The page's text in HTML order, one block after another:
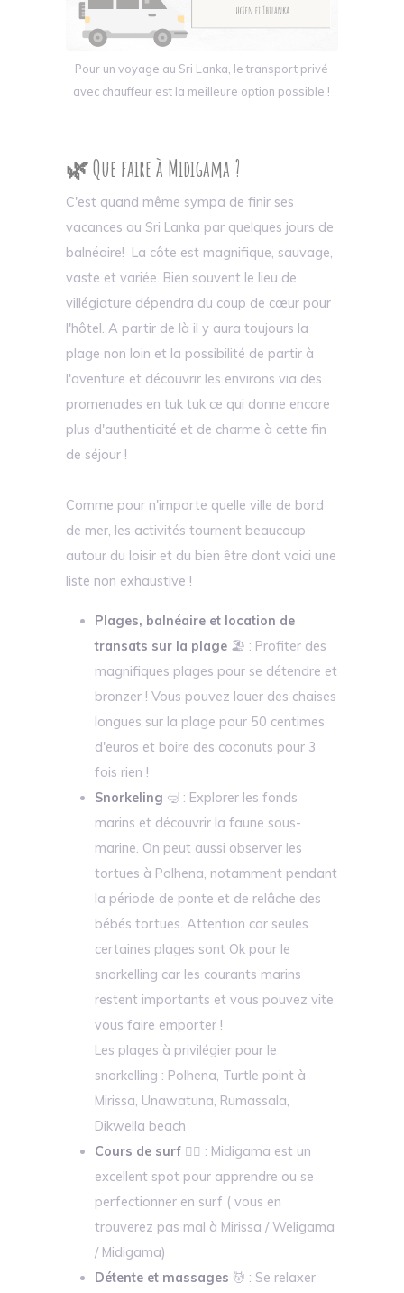
Pour un voyage au Sri Lanka, le transport privé
avec chauffeur est la meilleure option possible !
🌿 Que faire à Midigama ?
C'est quand même sympa de finir ses
vacances au Sri Lanka par quelques jours de
balnéaire! La côte est magnifique, sauvage,
vaste et variée. Bien souvent le lieu de
villégiature dépendra du coup de cœur pour
l'hôtel. A partir de là il y aura toujours la
plage non loin et la possibilité de partir à
l'aventure et découvrir les environs via des
promenades en tuk tuk ce qui donne encore
plus d'authenticité et de charme à cette fin
de séjour !
Comme pour n'importe quelle ville de bord
de mer, les activités tournent beaucoup
autour du loisir et du bien être dont voici une
liste non exhaustive !
Plages, balnéaire et location de
transats sur la plage 🏖️ : Profiter des
magnifiques plages pour se détendre et
bronzer ! Vous pouvez louer des chaises
longues sur la plage pour 50 centimes
d'euros et boire des coconuts pour 3
fois rien !
Snorkeling 🤿 : Explorer les fonds
marins et découvrir la faune sous-
marine. On peut aussi observer les
tortues à Polhena, notamment pendant
la période de ponte et de relâche des
bébés tortues. Attention car seules
certaines plages sont Ok pour le
snorkelling car les courants marins
restent importants et vous pouvez vite
vous faire emporter !
Les plages à privilégier pour le
snorkelling : Polhena, Turtle point à
Mirissa, Unawatuna, Rumassala,
Dikwella beach
Cours de surf 🏄‍♂️ : Midigama est un
excellent spot pour apprendre ou se
perfectionner en surf ( vous en
trouverez pas mal à Mirissa / Weligama
/ Midigama)
Détente et massages 💆 : Se relaxer